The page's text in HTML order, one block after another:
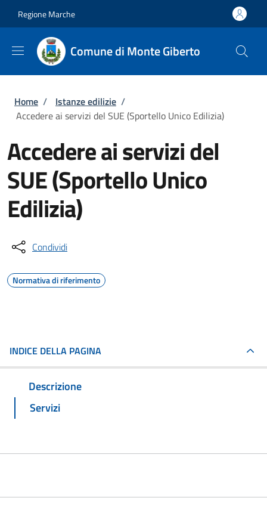
Regione Marche
Comune di Monte Giberto
Briciole di pane
Home / Istanze edilizie /
Accedere ai servizi del SUE (Sportello Unico Edilizia)
Accedere ai servizi del
SUE (Sportello Unico
Edilizia)
Condividi
Normativa di riferimento
INDICE DELLA PAGINA
Descrizione
Servizi